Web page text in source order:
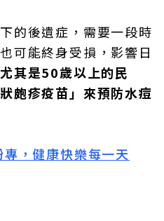
的後遺症，需要一段時
可能終身受損，影響日
其是50歲以上的民
皰疹疫苗」來預防水痘
，健康快樂每一天